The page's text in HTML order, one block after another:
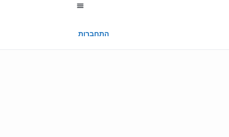
התחברות